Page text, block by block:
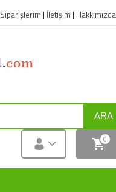
Siparişlerim | İletişim | Hakkımızda
ARA
0